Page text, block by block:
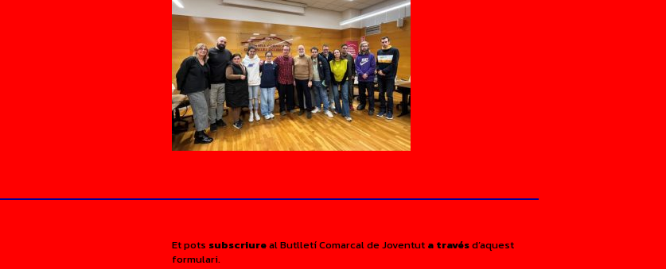
Et pots subscriureal Butlletí Comarcal de Joventut a travésd’aquest
formulari.